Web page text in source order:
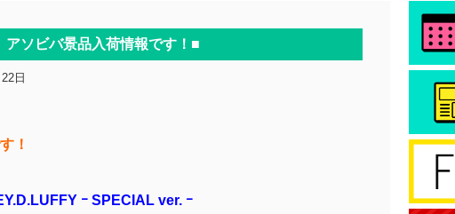
アソビバ景品入荷情報です！■
日
！
ｰ SPECIAL ver. ｰ